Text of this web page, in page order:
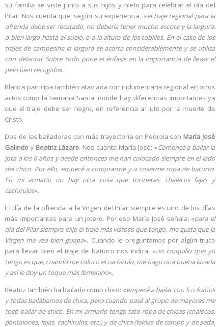
su familia se viste junto a sus hijos y nieto para celebrar el día del
Pilar. Nos cuenta que, según su experiencia, «el traje regional para la
ofrenda debe ser recatado, no debería tener mucho escote y la largura,
o bien largo hasta el suelo, o a la altura de los tobillos. En el caso de los
trajes de campesina la largura se acorta considerablemente y se utiliza
con delantal. Sobre todo pone el énfasis en la importancia de llevar el
pelo bien recogido«.
Blanca participa también ataviada con indumentaria regional en otros
actos como la Semana Santa, donde hay diferencias importantes ya
que el traje debe ser negro, en referencia al luto por la muerte de
Cristo.
Dos de las bailadoras con más trayectoria en Pedrola son María José
Galindo y Beatriz Lázaro. Nos cuenta María José: «Comencé a bailar la
jota a los 6 años y desde entonces me han colocado siempre en el lado
del chico. Por ello, empecé a comprarme y a coserme ropa de baturro.
En mi armario no hay otra cosa que tocineras, chalecos fajas y
cachirulos«.
El día de la ofrenda a la Virgen del Pilar siempre es uno de los días
más importantes para un jotero. Por eso María José señala: «para el
día del Pilar siempre elijo el traje más vistoso que tengo, me gusta que la
Virgen me vea bien guapa«. Cuando le preguntamos por algún truco
para llevar bien el traje de baturro nos indica: «un truquillo que yo
tengo es que, cuando me coloco el cachirulo, me hago una buena lazada
y así le doy un toque más femenino«.
Beatriz también ha bailado como chico: «empecé a bailar con 5 o 6 años
y todas bailábamos de chica, pero cuando pasé al grupo de mayores me
tocó bailar de chico. En mi armario tengo tato ropa de chicos (chalecos,
pantalones, fajas, cachirulos, etc.) y de chica (faldas de campo y de seda,